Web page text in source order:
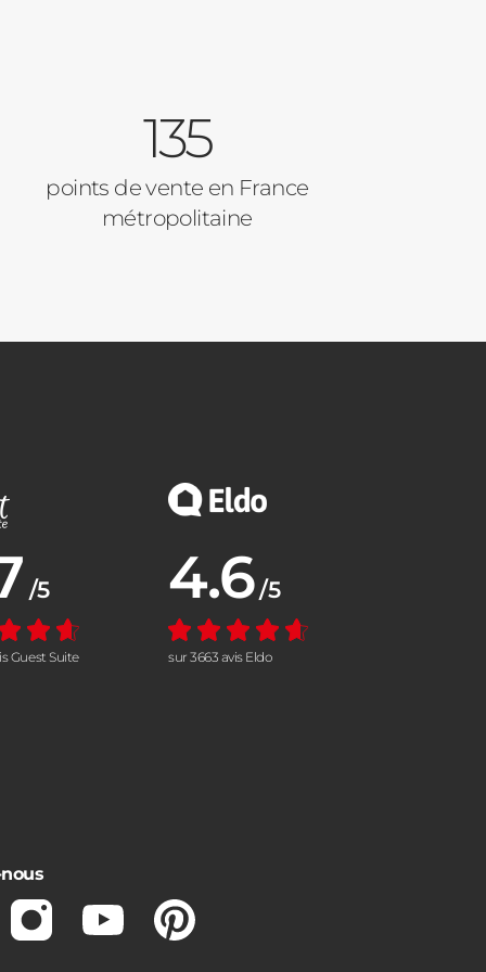
135
points de vente en France
métropolitaine
:
/5
Guest Suite
Note moyenne :
4.6 /5
sur 3663 avis Eldo
InstagramYoutubePinterest